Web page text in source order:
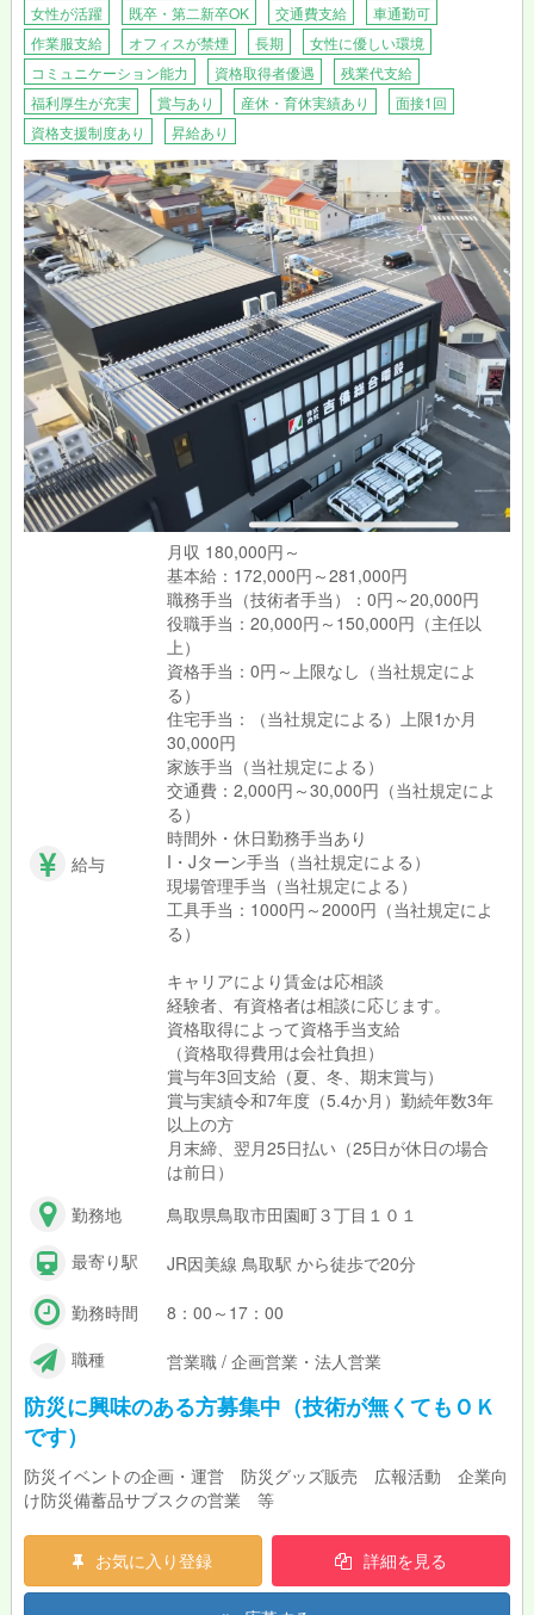
女性が活躍 既卒・第二新卒OK 交通費支給
車通勤可
作業服支給
オフィスが禁煙 長期
女性に優しい環境
コミュニケーション能力
資格取得者優遇
残業代支給
福利厚生が充実
賞与あり 産休・育休実績あり
面接1回
資格支援制度あり
昇給あり
給与
月収 180,000円～
基本給：172,000円～281,000円
職務手当（技術者手当）：0円～20,000円
役職手当：20,000円～150,000円（主任以
上）
資格手当：0円～上限なし（当社規定によ
る）
住宅手当：（当社規定による）上限1か月
30,000円
家族手当（当社規定による）
交通費：2,000円～30,000円（当社規定によ
る）
時間外・休日勤務手当あり
I・Jターン手当（当社規定による）
現場管理手当（当社規定による）
工具手当：1000円～2000円（当社規定によ
る）
キャリアにより賃金は応相談
経験者、有資格者は相談に応じます。
資格取得によって資格手当支給
（資格取得費用は会社負担）
賞与年3回支給（夏、冬、期末賞与）
賞与実績令和7年度（5.4か月）勤続年数3年
以上の方
月末締、翌月25日払い（25日が休日の場合
は前日）
勤務地
鳥取県鳥取市田園町３丁目１０１
最寄り駅
JR因美線 鳥取駅 から徒歩で20分
勤務時間
8：00～17：00
職種
営業職 / 企画営業・法人営業
防災に興味のある方募集中（技術が無くてもＯＫ
です）
防災イベントの企画・運営 防災グッズ販売 広報活動 企業向
け防災備蓄品サブスクの営業 等
お気に入り登録 詳細を見る